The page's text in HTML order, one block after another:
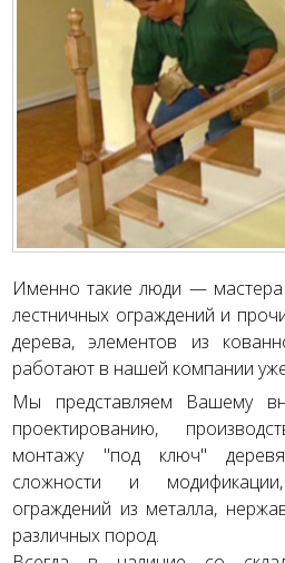
Именно такие люди — мастера
лестничных ограждений и
дерева, элементов из
работают в нашей компании
Мы представляем Вашему
проектированию,
монтажу "под ключ"
сложности и
ограждений из металла,
различных пород.